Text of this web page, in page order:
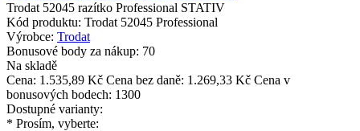
Trodat 52045 razítko Professional STATIV
Kód produktu: Trodat 52045 Professional
Výrobce: Trodat
Bonusové body za nákup: 70
Na skladě
Cena: 1.535,89 Kč Cena bez daně: 1.269,33 Kč Cena v
bonusových bodech: 1300
Dostupné varianty:
* Prosím, vyberte: